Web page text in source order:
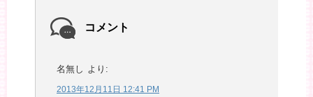
コメント
名無し より:
2013年12月11日 12:41 PM